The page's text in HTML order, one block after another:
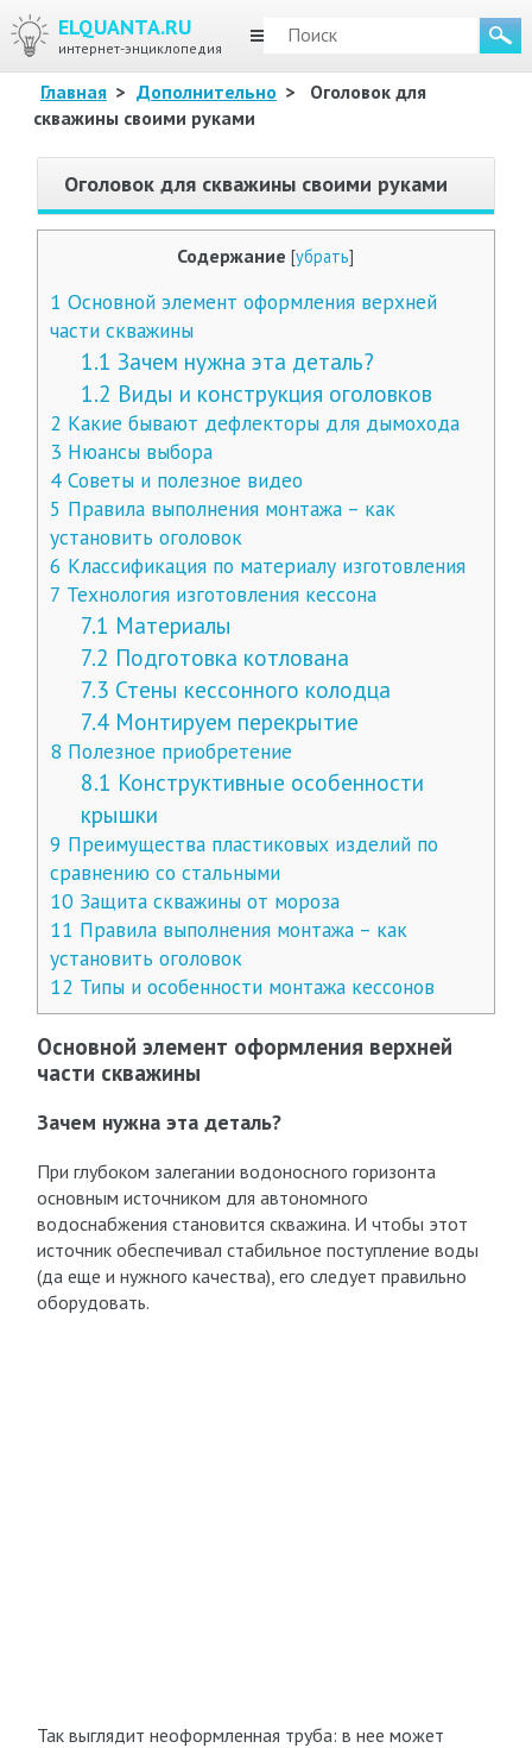
ELQUANTA.RU
интернет-энциклопедия
МЕНЮ
Главная > Дополнительно >
Оголовок для
скважины своими руками
Оголовок для скважины своими руками
Содержание [убрать]
1 Основной элемент оформления верхней
части скважины
1.1 Зачем нужна эта деталь?
1.2 Виды и конструкция оголовков
2 Какие бывают дефлекторы для дымохода
3 Нюансы выбора
4Советы и полезное видео
5 Правила выполнения монтажа – как
установить оголовок
6 Классификация по материалу изготовления
7 Технология изготовления кессона
7.1 Материалы
7.2 Подготовка котлована
7.3 Стены кессонного колодца
7.4 Монтируем перекрытие
8 Полезное приобретение
8.1 Конструктивные особенности
крышки
9 Преимущества пластиковых изделий по
сравнению со стальными
10Защита скважины от мороза
11 Правила выполнения монтажа – как
установить оголовок
12 Типы и особенности монтажа кессонов
Основной элемент оформления верхней
части скважины
Зачем нужна эта деталь?
При глубоком залегании водоносного горизонта
основным источником для автономного
водоснабжения становится скважина. И чтобы этот
источник обеспечивал стабильное поступление воды
(да еще и нужного качества), его следует правильно
оборудовать.
Так выглядит неоформленная труба: в нее может